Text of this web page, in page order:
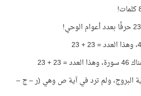
+ 23
آية البروج، ولم ترد في آية ص وهي (ر – ج –